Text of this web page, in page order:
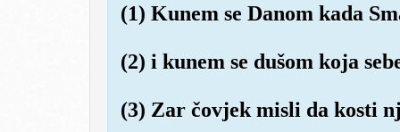
(1) Kunem se Danom kada
(2) i kunem se dušom koja
(3) Zar čovjek misli da kosti